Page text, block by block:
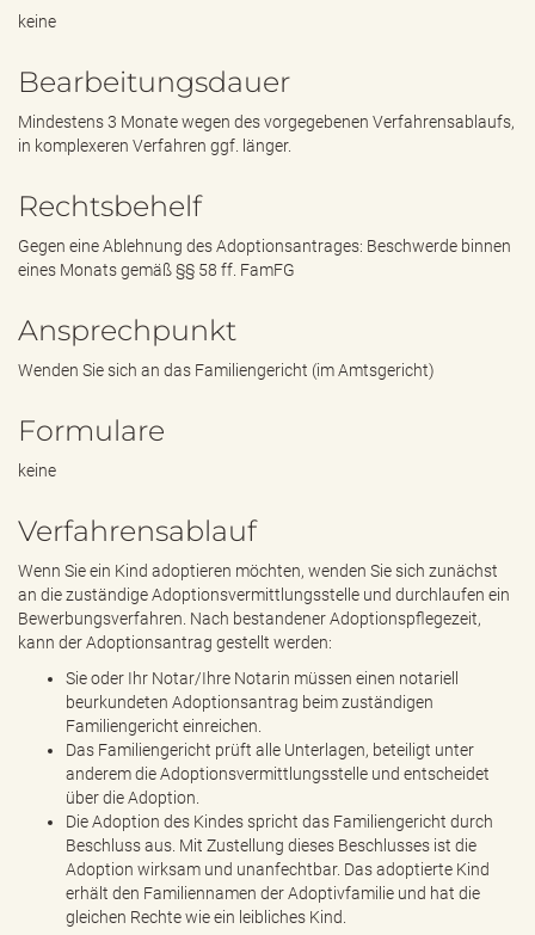
keine
Bearbeitungsdauer
Mindestens 3 Monate wegen des vorgegebenen Verfahrensablaufs,
in komplexeren Verfahren ggf. länger.
Rechtsbehelf
Gegen eine Ablehnung des Adoptionsantrages: Beschwerde binnen
eines Monats gemäß §§ 58 ff. FamFG
Ansprechpunkt
Wenden Sie sich an das Familiengericht (im Amtsgericht)
Formulare
keine
Verfahrensablauf
Wenn Sie ein Kind adoptieren möchten, wenden Sie sich zunächst
an die zuständige Adoptionsvermittlungsstelle und durchlaufen ein
Bewerbungsverfahren. Nach bestandener Adoptionspflegezeit,
kann der Adoptionsantrag gestellt werden:
Sie oder Ihr Notar/Ihre Notarin müssen einen notariell
beurkundeten Adoptionsantrag beim zuständigen
Familiengericht einreichen.
Das Familiengericht prüft alle Unterlagen, beteiligt unter
anderem die Adoptionsvermittlungsstelle und entscheidet
über die Adoption.
Die Adoption des Kindes spricht das Familiengericht durch
Beschluss aus. Mit Zustellung dieses Beschlusses ist die
Adoption wirksam und unanfechtbar. Das adoptierte Kind
erhält den Familiennamen der Adoptivfamilie und hat die
gleichen Rechte wie ein leibliches Kind.